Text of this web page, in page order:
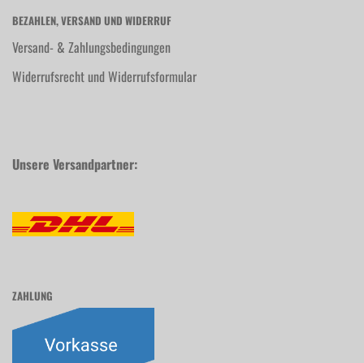
BEZAHLEN, VERSAND UND WIDERRUF
Versand- & Zahlungsbedingungen
Widerrufsrecht und Widerrufsformular
Unsere Versandpartner:
ZAHLUNG